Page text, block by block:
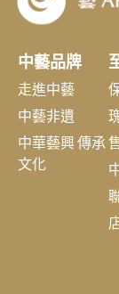
中藝品牌
走進中藝
中藝非遺
中華藝興 傳承
文化